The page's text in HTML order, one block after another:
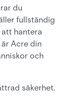
du
fullständig
hantera
Acre din
och
säkerhet.